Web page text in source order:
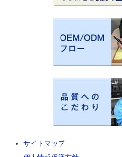
サイトマップ